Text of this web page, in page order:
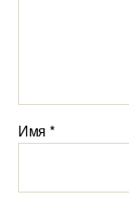
Имя *